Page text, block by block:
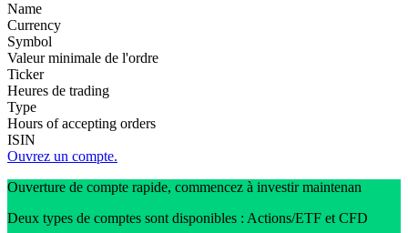
Name
Currency
Symbol
Valeur minimale de l'ordre
Ticker
Heures de trading
Type
Hours of accepting orders
ISIN
Ouvrez un compte.
Ouverture de compte rapide, commencez à investir maintenan
Deux types de comptes sont disponibles : Actions/ETF et CFD